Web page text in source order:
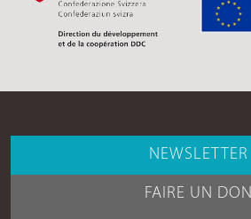
NEWSLETTER
FAIRE UN DON